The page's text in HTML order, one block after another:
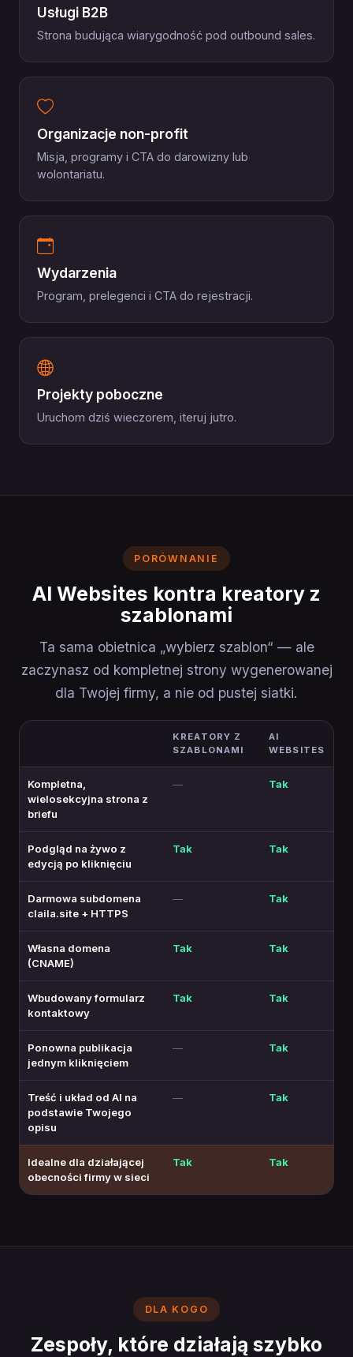
Usługi B2B
Strona budująca wiarygodność pod outbound sales.
Organizacje non-profit
Misja, programy i CTA do darowizny lub
wolontariatu.
Wydarzenia
Program, prelegenci i CTA do rejestracji.
Projekty poboczne
Uruchom dziś wieczorem, iteruj jutro.
PORÓWNANIE
AI Websites kontra kreatory z
szablonami
Ta sama obietnica „wybierz szablon“ — ale
zaczynasz od kompletnej strony wygenerowanej
dla Twojej firmy, a nie od pustej siatki.
KREATORY Z
SZABLONAMI
AI
WEBSITES
Kompletna,
wielosekcyjna strona z
briefu
— Tak
Podgląd na żywo z
edycją po kliknięciu
Tak Tak
Darmowa subdomena
claila.site + HTTPS
— Tak
Własna domena
(CNAME)
Tak Tak
Wbudowany formularz
kontaktowy
Tak Tak
Ponowna publikacja
jednym kliknięciem
— Tak
Treść i układ od AI na
podstawie Twojego
opisu
— Tak
Idealne dla działającej
obecności firmy w sieci
Tak Tak
DLA KOGO
Zespoły, które działają szybko